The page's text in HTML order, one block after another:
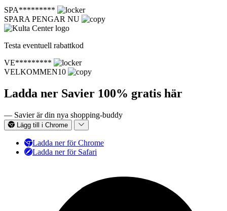
SPA*********
SPARA PENGAR NU
Testa eventuell rabattkod
VE*********
VELKOMMEN10
Ladda ner Savier 100% gratis här
— Savier är din nya shopping-buddy
Lägg till i Chrome
Ladda ner för Chrome
Ladda ner för Safari